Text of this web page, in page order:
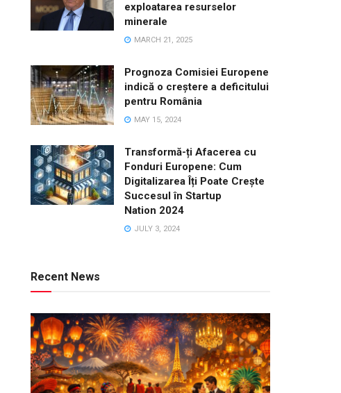
exploatarea resurselor
minerale
MARCH 21, 2025
Prognoza Comisiei Europene
indică o creștere a deficitului
pentru România
MAY 15, 2024
Transformă-ți Afacerea cu
Fonduri Europene: Cum
Digitalizarea Îți Poate Crește
Succesul în Startup
Nation 2024
JULY 3, 2024
Recent News